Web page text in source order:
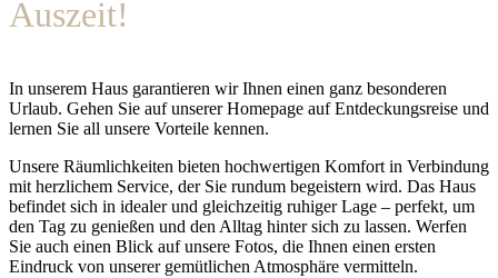
Auszeit!
In unserem Haus garantieren wir Ihnen einen ganz besonderen
Urlaub. Gehen Sie auf unserer Homepage auf Entdeckungsreise und
lernen Sie all unsere Vorteile kennen.
Unsere Räumlichkeiten bieten hochwertigen Komfort in Verbindung
mit herzlichem Service, der Sie rundum begeistern wird. Das Haus
befindet sich in idealer und gleichzeitig ruhiger Lage – perfekt, um
den Tag zu genießen und den Alltag hinter sich zu lassen. Werfen
Sie auch einen Blick auf unsere Fotos, die Ihnen einen ersten
Eindruck von unserer gemütlichen Atmosphäre vermitteln.